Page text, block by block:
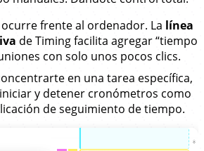
frente al ordenador. La línea
de Timing facilita agregar “tiempo
con solo unos pocos clics.
en una tarea específica,
y detener cronómetros como
de seguimiento de tiempo.